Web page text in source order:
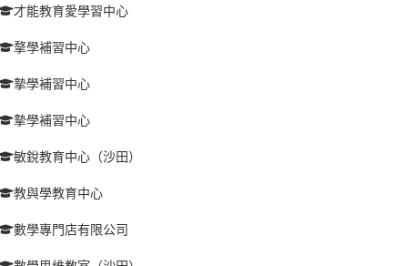
才能教育愛學習中心
摮學補習中心
摯學補習中心
摯學補習中心
敏銳教育中心（沙田）
教與學教育中心
數學專門店有限公司